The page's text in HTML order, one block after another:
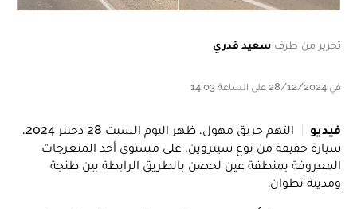
تحرير من طرف سعيد قدري
في 28/12/2024 على الساعة 14:03
فيديو
التهم حريق مهول، ظهر اليوم السبت 28 دجنبر 2024،
سيارة خفيفة من نوع سيتروين، على مستوى أحد المنعرجات
المعروفة بمنطقة عين لحصن بالطريق الرابطة بين طنجة
ومدينة تطوان.